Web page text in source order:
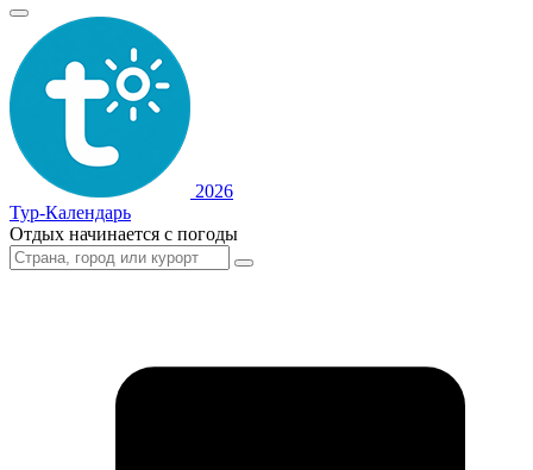
2026
Тур-Календарь
Отдых начинается с погоды